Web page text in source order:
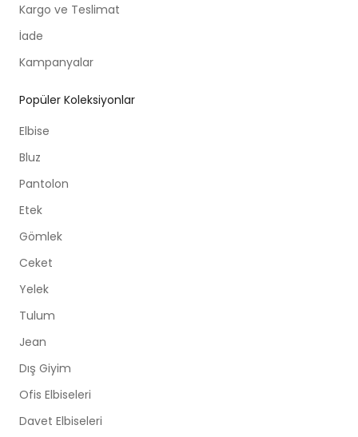
Kargo ve Teslimat
İade
Kampanyalar
Popüler Koleksiyonlar
Elbise
Bluz
Pantolon
Etek
Gömlek
Ceket
Yelek
Tulum
Jean
Dış Giyim
Ofis Elbiseleri
Davet Elbiseleri